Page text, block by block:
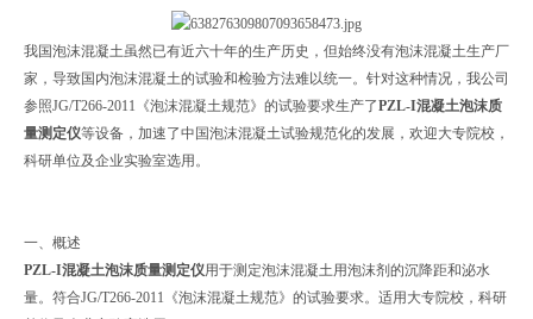
我国泡沫混凝土虽然已有近六十年的生产历史，但始终没有泡沫混凝土生产厂
家，导致国内泡沫混凝土的试验和检验方法难以统一。针对这种情况，我公司
参照JG/T266-2011《泡沫混凝土规范》的试验要求生产了PZL-I混凝土泡沫质
量测定仪等设备，加速了中国泡沫混凝土试验规范化的发展，欢迎大专院校，
科研单位及企业实验室选用。
一、概述
PZL-I混凝土泡沫质量测定仪用于测定泡沫混凝土用泡沫剂的沉降距和泌水
量。符合JG/T266-2011《泡沫混凝土规范》的试验要求。适用大专院校，科研